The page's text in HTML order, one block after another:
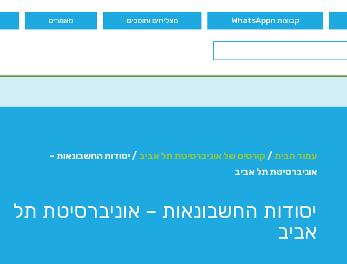
קבוצות הWhatsApp מצליחים וחוסכים מאמרים
עמוד הבית / קורסים של אוניברסיטת תל אביב / יסודות החשבונאות –
אוניברסיטת תל אביב
יסודות החשבונאות – אוניברסיטת תל
אביב